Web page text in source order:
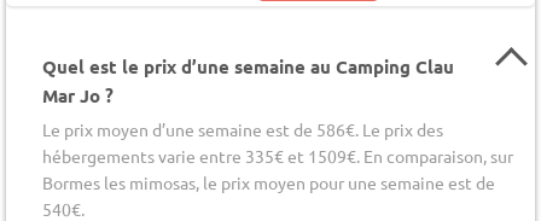
Quel est le prix d’une semaine au Camping Clau
Mar Jo ?
Le prix moyen d’une semaine est de 586€. Le prix des
hébergements varie entre 335€ et 1509€. En comparaison, sur
Bormes les mimosas, le prix moyen pour une semaine est de
540€.